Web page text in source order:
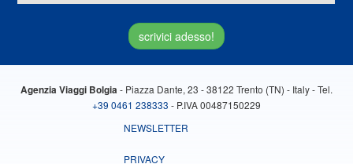
scrivici adesso!
Agenzia Viaggi Bolgia - Piazza Dante, 23 - 38122 Trento (TN) - Italy - Tel.
+39 0461 238333 - P.IVA 00487150229
NEWSLETTER
PRIVACY